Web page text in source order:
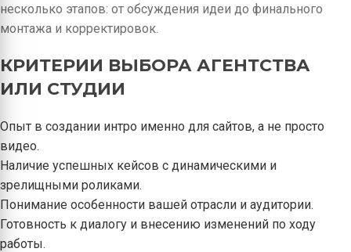
несколько этапов: от обсуждения идеи до финального
монтажа и корректировок.
КРИТЕРИИ ВЫБОРА АГЕНТСТВА
ИЛИ СТУДИИ
Опыт в создании интро именно для сайтов, а не просто
видео.
Наличие успешных кейсов с динамическими и
зрелищными роликами.
Понимание особенности вашей отрасли и аудитории.
Готовность к диалогу и внесению изменений по ходу
работы.